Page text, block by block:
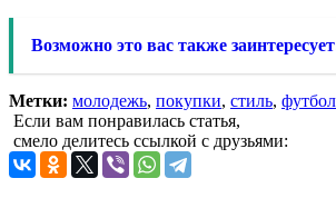
Возможно это вас также
Метки: молодежь, покупки, стиль,
Если вам понравилась статья,
смело делитесь ссылкой с друзьями: